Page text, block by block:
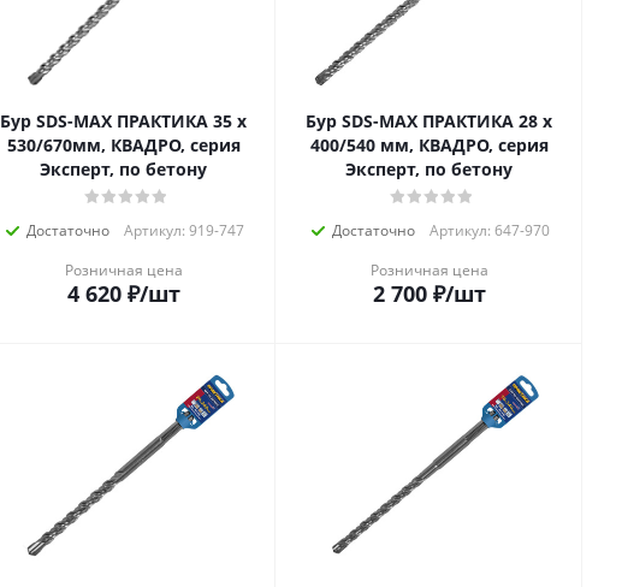
Бур SDS-MAX ПРАКТИКА 35 х
530/670мм, КВАДРО, серия
Эксперт, по бетону
Достаточно
Артикул: 919-747
Розничная цена
4 620₽/шт
Бур SDS-MAX ПРАКТИКА 28 х
400/540 мм, КВАДРО, серия
Эксперт, по бетону
Достаточно
Артикул: 647-970
Розничная цена
2 700₽/шт